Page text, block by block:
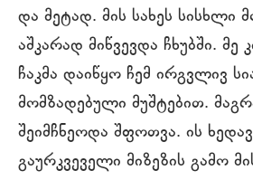
და მეტად. მის სახეს სისხლი
აშკარად მიწვევდა ჩხუბში. მე
ჩაკმა დაიწყო ჩემ ირგვლივ
მომზადებული მუშტებით.
შეიმჩნეოდა შფოთვა. ის
გაურკვეველი მიზეზის გამო